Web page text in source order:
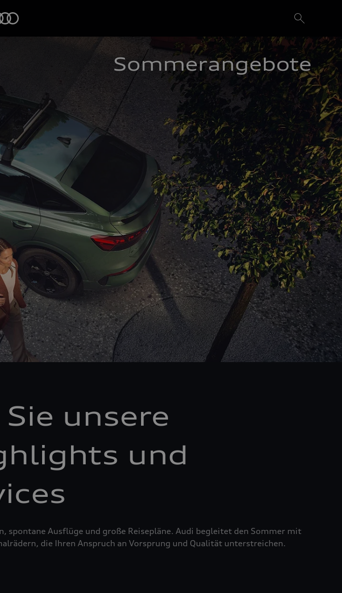
Sommerangebote
unsere
und
spontane Ausflüge und große Reisepläne. Audi begleitet den Sommer mit
die Ihren Anspruch an Vorsprung und Qualität unterstreichen.